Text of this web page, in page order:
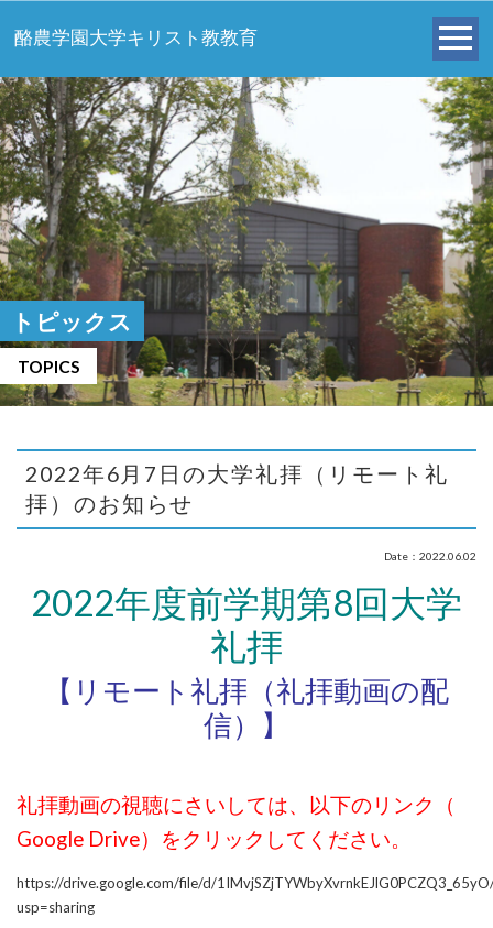
酪農学園大学キリスト教教育
トピックス
TOPICS
2022年6月7日の大学礼拝（リモート礼
拝）のお知らせ
Date：2022.06.02
2022年度前学期第8回大学
礼拝
【リモート礼拝（礼拝動画の配
信）】
礼拝動画の視聴にさいしては、以下のリンク（
Google Drive）をクリックしてください。
https://drive.google.com/file/d/
usp=sharing